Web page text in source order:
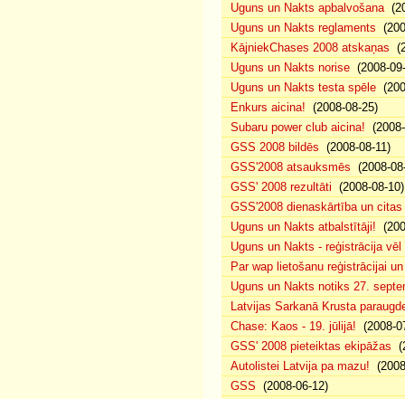
Uguns un Nakts apbalvošana
Uguns un Nakts reglaments
KājniekChases 2008 atskaņas
Uguns un Nakts norise (2008-
Uguns un Nakts testa spēle
Enkurs aicina! (2008-08-25)
Subaru power club aicina!
GSS 2008 bildēs (2008-08-11)
GSS'2008 atsauksmēs (2008-
GSS' 2008 rezultāti (2008-08-10)
GSS'2008 dienaskārtība un
Uguns un Nakts atbalstītāji!
Uguns un Nakts - reģistrācija
Par wap lietošanu reģistrācijai
Uguns un Nakts notiks 27.
Latvijas Sarkanā Krusta
Chase: Kaos - 19. jūlijā! (2008-
GSS' 2008 pieteiktas ekipāžas
Autolistei Latvija pa mazu!
GSS (2008-06-12)